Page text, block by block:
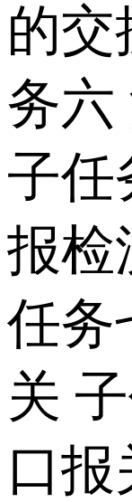
的交
务六
子任
报检
任务
关
口报